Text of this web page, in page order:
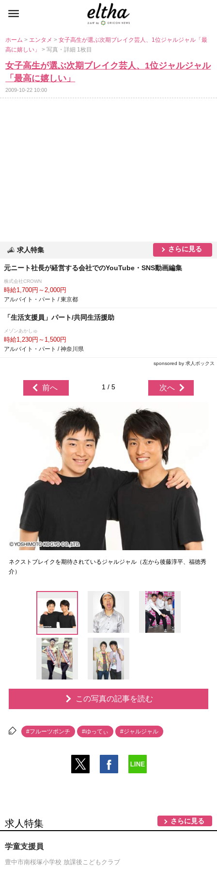
ホーム> エンタメ>女子高生が選ぶ次期ブレイク芸人、1位ジャルジャル「最
高に嬉しい」> 写真・詳細 1枚目
女子高生が選ぶ次期ブレイク芸人、1位ジャルジャル
「最高に嬉しい」
2009-10-22 10:00
求人特集 さらに見る
元ニート社長が経営する会社でのYouTube・SNS動画編集
株式会社CROWN
時給1,700円～2,000円
アルバイト・パート / 東京都
「生活支援員」パート/共同生活援助
メゾンあかしゅ
時給1,230円～1,500円
アルバイト・パート / 神奈川県
sponsored by 求人ボックス
前へ 1 / 5 次へ
ネクストブレイクを期待されているジャルジャル（左から後藤淳平、福徳秀
介）
この写真の記事を読む
#フルーツポンチ #ゆってぃ #ジャルジャル
求人特集 さらに見る
学童支援員
豊中市南桜塚小学校 放課後こどもクラブ